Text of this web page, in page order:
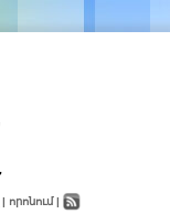
| որոնում|